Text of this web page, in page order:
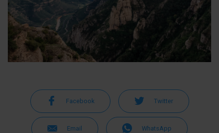
Facebook Twitter
Email WhatsApp